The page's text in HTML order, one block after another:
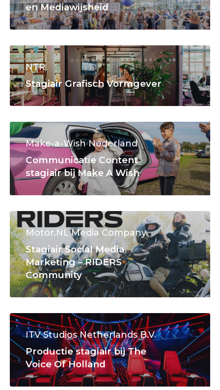
en Mediawijsheid
NTR
Stagiair Grafisch Vormgever
Make-a-Wish Nederland
Communicatie Content
stagiair bij Make A Wish
Motor.NL Media Company
Stagiair Social Media
Marketing – RIDERS
Community
ITV Studios Netherlands B.V.
Productie stagiair bij The
Voice Of Holland